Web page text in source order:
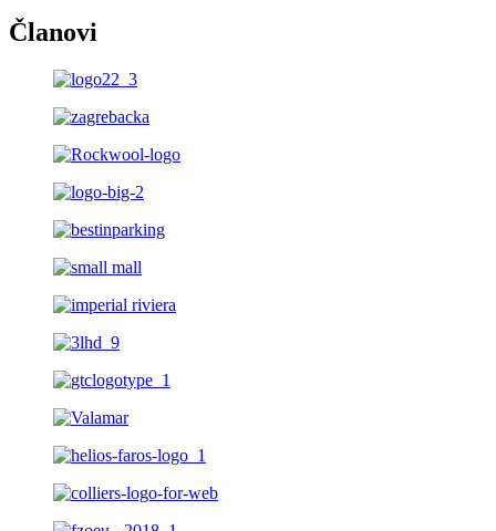
Članovi